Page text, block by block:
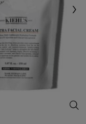
The